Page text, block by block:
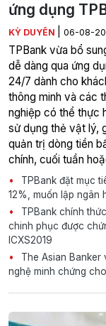
ứng dụng
KỲ DUYÊN 06-08-
TPBank vừa bổ
dễ dàng qua ứng
24/7 dành cho
thông minh và các
nghiệp có thể thực
sử dụng thẻ vật lý,
quản trị dòng tiền
chính, cuối tuần
TPBank đặt mục
12%, muốn lập ngân
TPBank chính
chinh phục được
ICXS2019
The Asian Banker
nghệ minh chứng